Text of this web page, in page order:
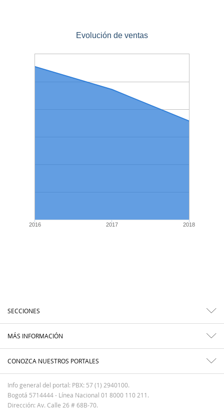
Evolución de ventas
2016 2017 2018
SECCIONES
MÁS INFORMACIÓN
CONOZCA NUESTROS PORTALES
Info general del portal: PBX: 57 (1) 2940100.
Bogotá 5714444 - Línea Nacional 01 8000 110 211.
Dirección: Av. Calle 26 # 68B-70.